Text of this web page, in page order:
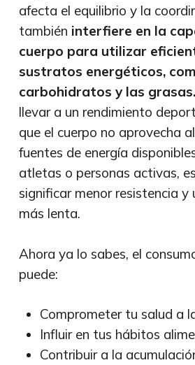
afecta el equilibrio y la
también interfiere en la
cuerpo para utilizar
sustratos energéticos,
carbohidratos y las grasas.
llevar a un rendimiento
que el cuerpo no aprovecha
fuentes de energía
atletas o personas activas,
significar menor resistencia y
más lenta.
Ahora ya lo sabes, el
puede:
Comprometer tu salud a
Influir en tus hábitos
Contribuir a la